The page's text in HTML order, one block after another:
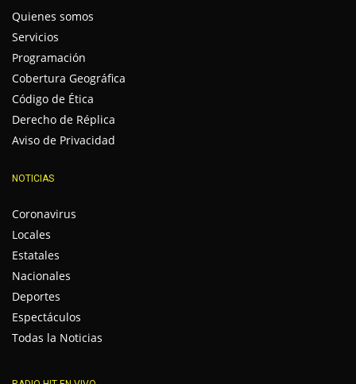
Quienes somos
Servicios
Programación
Cobertura Geográfica
Código de Ética
Derecho de Réplica
Aviso de Privacidad
NOTICIAS
Coronavirus
Locales
Estatales
Nacionales
Deportes
Espectáculos
Todas la Noticias